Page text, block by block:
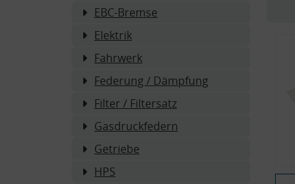
EBC-Bremse
Elektrik
Fahrwerk
Federung / Dämpfung
Filter / Filtersatz
Gasdruckfedern
Getriebe
HPS